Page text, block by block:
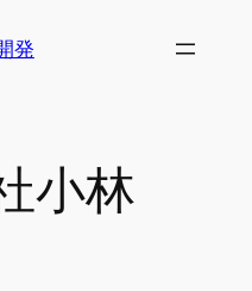
発
小林